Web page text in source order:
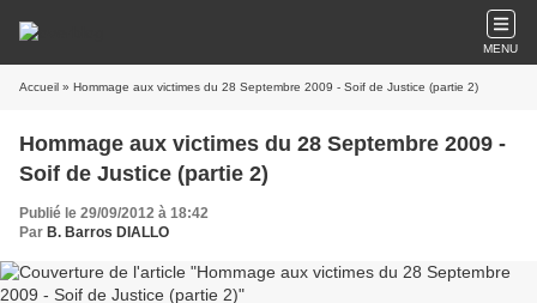
MENU
Accueil » Hommage aux victimes du 28 Septembre 2009 - Soif de Justice (partie 2)
Hommage aux victimes du 28 Septembre 2009 -
Soif de Justice (partie 2)
Publié le 29/09/2012 à 18:42
Par B. Barros DIALLO